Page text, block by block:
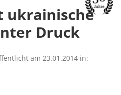
ukrainische
Druck
am 23.01.2014 in: